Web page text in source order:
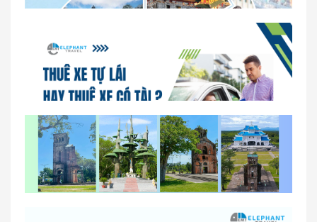
Dịch vụ thuê xe 16 chỗ tại Huế 2026
So sánh thuê xe tự lái và thuê xe có tài xế tại Huế